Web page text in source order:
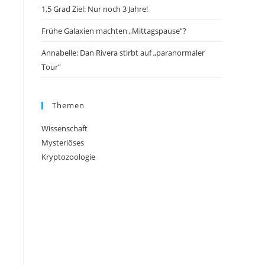
1,5 Grad Ziel: Nur noch 3 Jahre!
Frühe Galaxien machten „Mittagspause“?
Annabelle: Dan Rivera stirbt auf „paranormaler
Tour“
Themen
Wissenschaft
Mysteriöses
Kryptozoologie